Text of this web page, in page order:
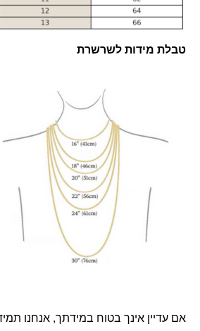
טבלת מידות לשרשרת
אם עדיין אינך בטוח במידתך, אנחנו